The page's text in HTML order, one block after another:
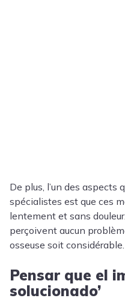
De plus, l’un des aspects
spécialistes est que ces
lentement et sans
perçoivent aucun
osseuse soit considérable.
Pensar que el
solucionado’